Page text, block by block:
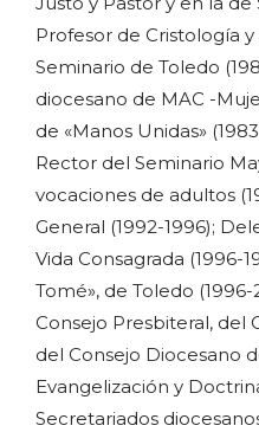
Profesor de Cristología
Seminario de Toledo
diocesano de MAC -
de «Manos Unidas»
Rector del Seminario
vocaciones de adultos
General (1992-1996);
Vida Consagrada (1996-
Tomé», de Toledo
Consejo Presbiteral, del
del Consejo Diocesano
Evangelización y
Secretariados